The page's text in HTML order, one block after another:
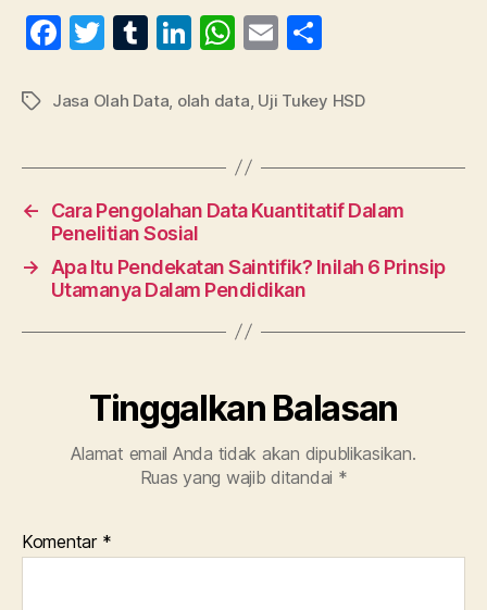
F
c
b
o
o
k
T
itt
T
m
r
Li
k
dI
n
W
at
A
p
E
ai a
Tag Jasa Olah Data olah data Uji Tukey HSD
←
Cara Pengolahan Data Kuantitatif Dalam
Penelitian Sosial
→
Apa Itu Pendekatan Saintifik? Inilah 6 Prinsip
Utamanya Dalam Pendidikan
Tinggalkan Balasan
Alamat email Anda tidak akan dipublikasikan.
Ruas yang wajib ditandai *
Komentar *